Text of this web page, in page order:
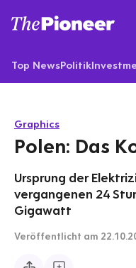
Top NewsPolitik
Graphics
Polen: Das
Ursprung der
vergangenen 24
Gigawatt
Veröffentlicht am